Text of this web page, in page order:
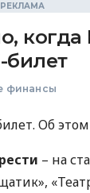
когда
билет
финансы
Об
– на